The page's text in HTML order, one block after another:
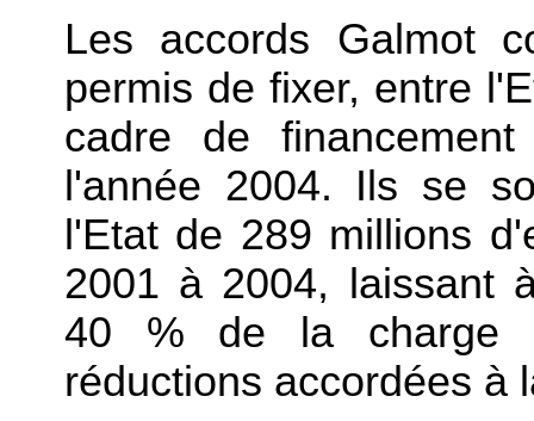
Les accords Galmot
permis de fixer, entre
cadre de
l'année 2004. Ils se
l'Etat de 289 millions
2001 à 2004, laissant
40 % de la charge
réductions accordées à